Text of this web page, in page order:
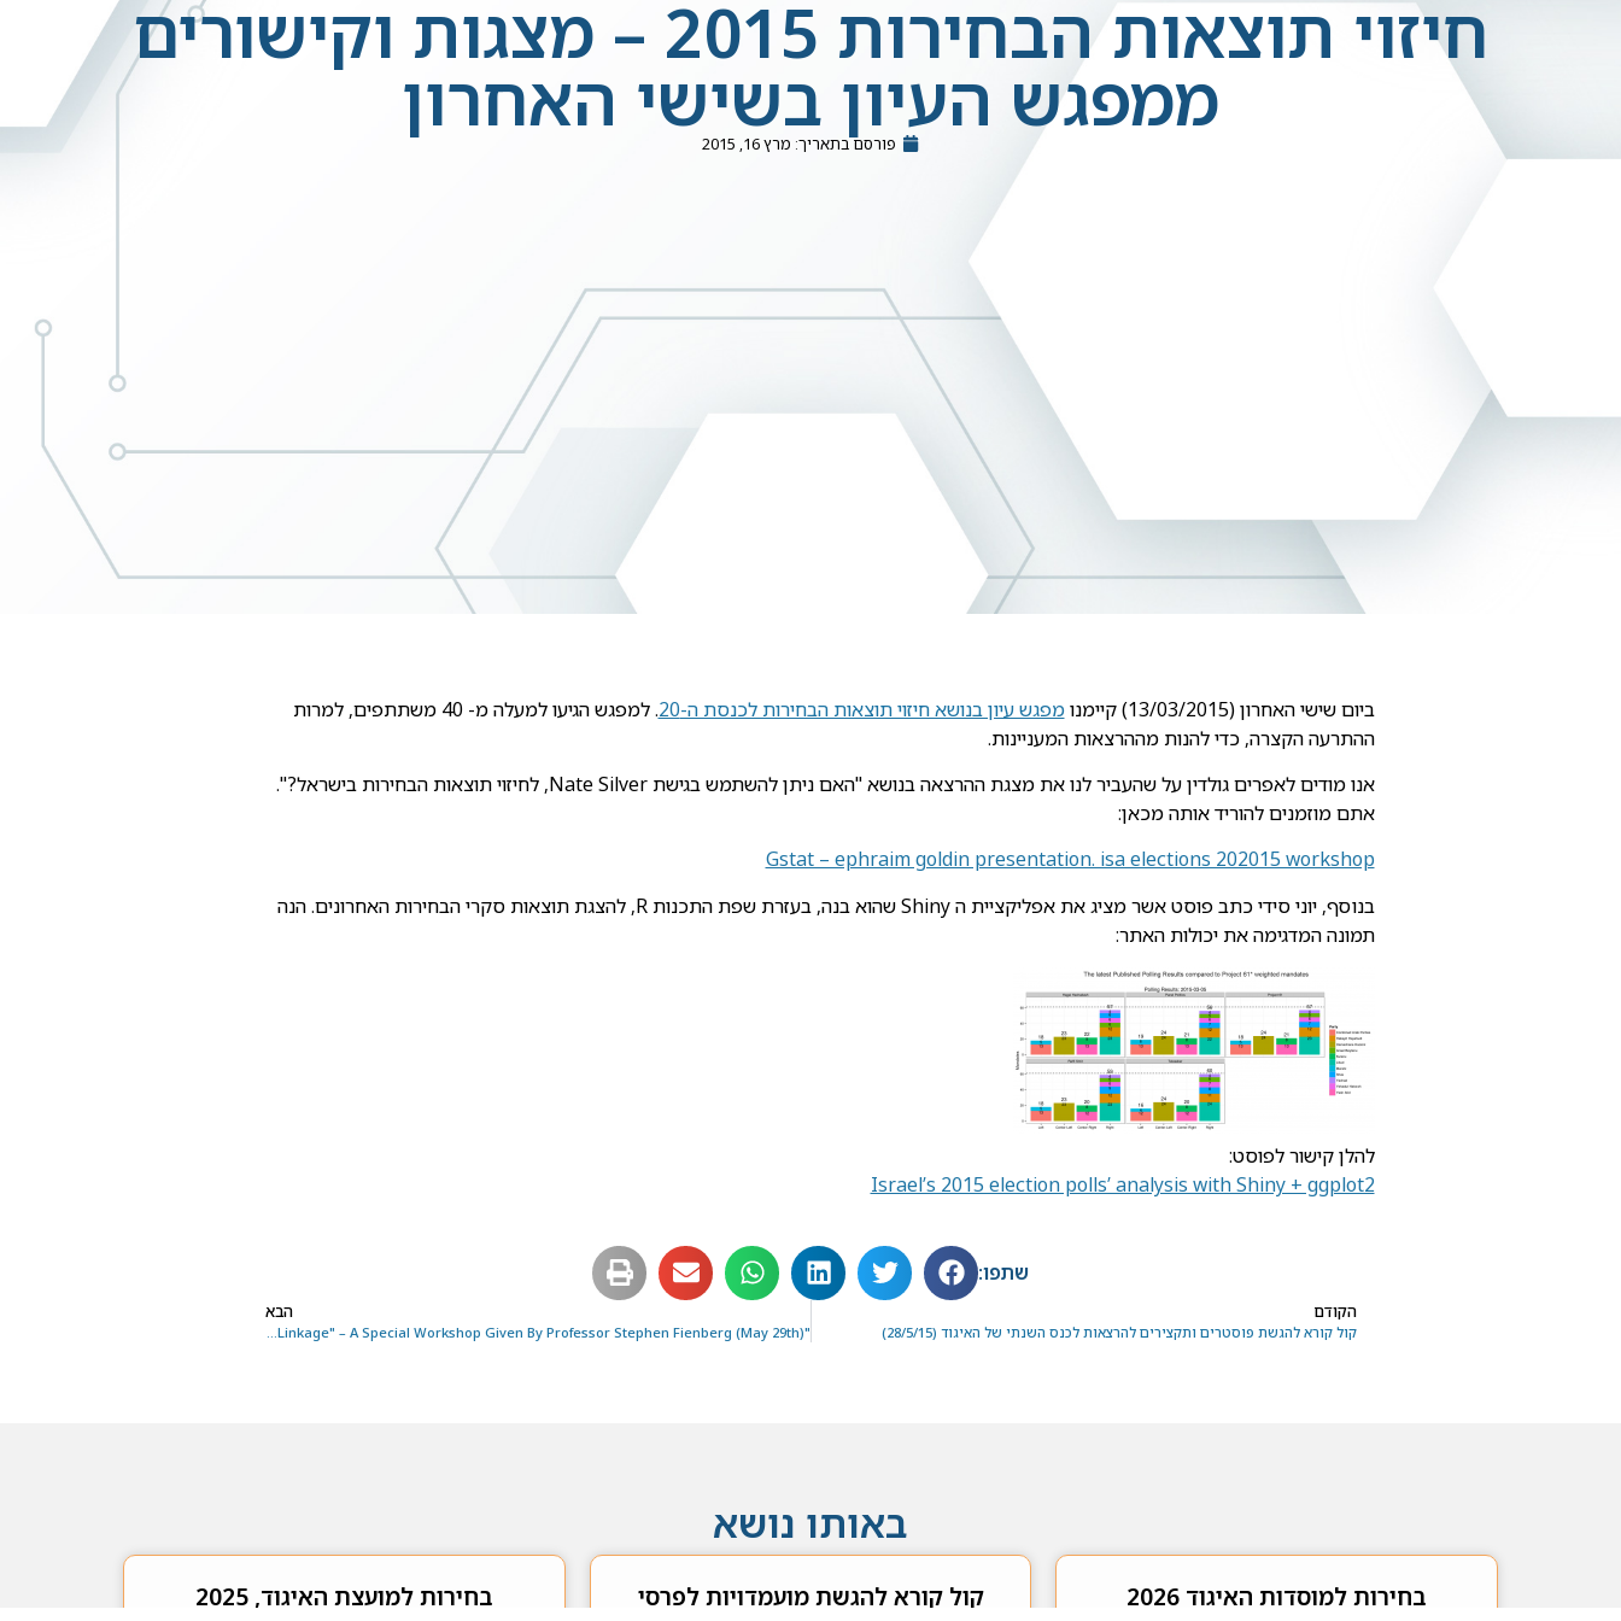
חיזוי תוצאות הבחירות 2015 – מצגות וקישורים
ממפגש העיון בשישי האחרון
פורסם בתאריך: מרץ 16, 2015
ביום שישי האחרון (13/03/2015) קיימנו מפגש עיון בנושא חיזוי תוצאות הבחירות לכנסת ה-20
. למפגש הגיעו למעלה מ- 40 משתתפים, למרות
ההתרעה הקצרה, כדי להנות מההרצאות המעניינות.
אנו מודים לאפרים גולדין על שהעביר לנו את מצגת ההרצאה בנושא "האם ניתן להשתמש בגישת Nate Silver, לחיזוי תוצאות הבחירות בישראל?".
אתם מוזמנים להוריד אותה מכאן:
Gstat – ephraim goldin presentation. isa elections 202015 workshop
בנוסף, יוני סידי כתב פוסט אשר מציג את אפליקציית ה Shiny שהוא בנה, בעזרת שפת התכנות R, להצגת תוצאות סקרי הבחירות האחרונים. הנה
תמונה המדגימה את יכולות האתר:
להלן קישור לפוסט:
Israel’s 2015 election polls’ analysis with Shiny + ggplot2
שתפו:
הקודם
קול קורא להגשת פוסטרים ותקצירים להרצאות לכנס השנתי של האיגוד (28/5/15)
הבא
באותו נושא
בחירות למוסדות האיגוד 2026 קול קורא להגשת מועמדויות לפרסי בחירות למועצת האיגוד, 2025